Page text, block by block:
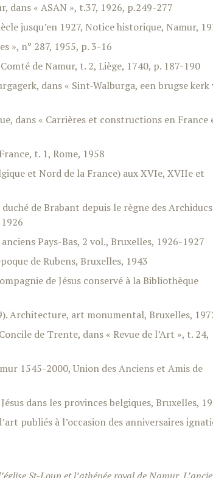
dans « ASAN », t.37, 1926, p.249-277
jusqu’en 1927, Notice historique, Namur,
», n° 287, 1955, p. 3-16
de Namur, t. 2, Liège, 1740, p. 187-190
dans « Sint-Walburga, een brugse kerk
dans « Carrières et constructions en France
t. 1, Rome, 1958
et Nord de la France) aux XVIe, XVIIe et
de Brabant depuis le règne des Archiducs
Pays-Bas, 2 vol., Bruxelles, 1926-1927
de Rubens, Bruxelles, 1943
de Jésus conservé à la Bibliothèque
Architecture, art monumental, Bruxelles,
de Trente, dans « Revue de l’Art », t. 24,
1545-2000, Union des Anciens et Amis de
dans les provinces belgiques, Bruxelles,
publiés à l’occasion des anniversaires